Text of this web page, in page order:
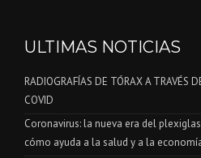
ULTIMAS NOTICIAS
RADIOGRAFÍAS DE TÓRAX A TRAVÉS
COVID
Coronavirus: la nueva era del
cómo ayuda a la salud y a la